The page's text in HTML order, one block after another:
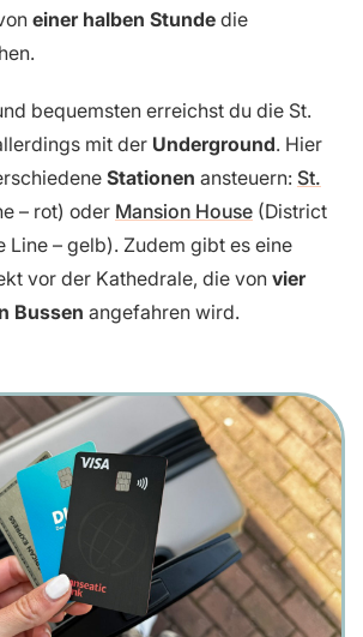
einer halben Stunde die
bequemsten erreichst du die St.
mit der Underground. Hier
Stationen ansteuern: St.
– rot) oder Mansion House (District
Line – gelb). Zudem gibt es eine
vor der Kathedrale, die von vier
Bussen angefahren wird.